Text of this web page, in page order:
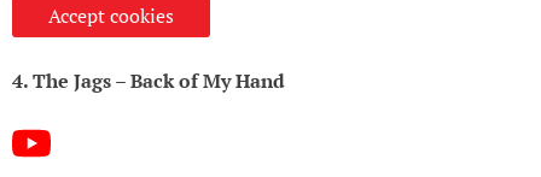
Accept cookies
4. The Jags – Back of My Hand